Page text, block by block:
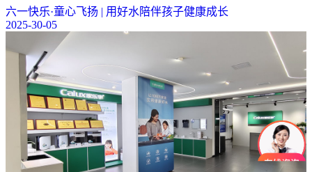
六一快乐·童心飞扬 | 用好水陪伴孩子健康成长
2025-30-05
可以介绍下你们的产品么？